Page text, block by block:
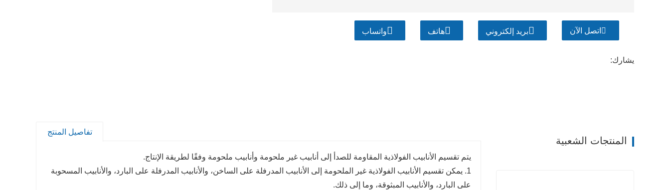
اتصل الآن بريد إلكتروني هاتف واتساب
يشارك:
تفاصيل المنتج
يتم تقسيم الأنابيب الفولاذية المقاومة للصدأ إلى أنابيب غير ملحومة وأنابيب ملحومة وفقًا لطريقة الإنتاج.
1. يمكن تقسيم الأنابيب الفولاذية غير الملحومة إلى الأنابيب المدرفلة على الساخن، والأنابيب المدرفلة على البارد، والأنابيب المسحوبة
على البارد، والأنابيب المبثوقة، وما إلى ذلك.
المنتجات الشعبية